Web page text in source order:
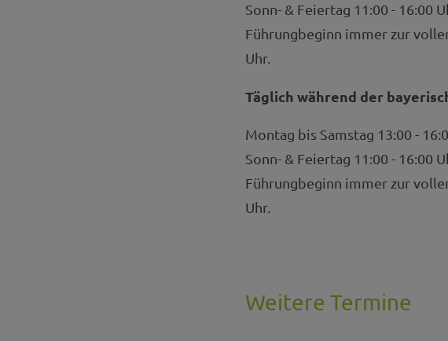
Sonn- & Feiertag 11:00 - 16:00
Führungbeginn immer zur
Uhr.
Täglich während der
Montag bis Samstag 13:00 -
Sonn- & Feiertag 11:00 - 16:00
Führungbeginn immer zur
Uhr.
Weitere Termine